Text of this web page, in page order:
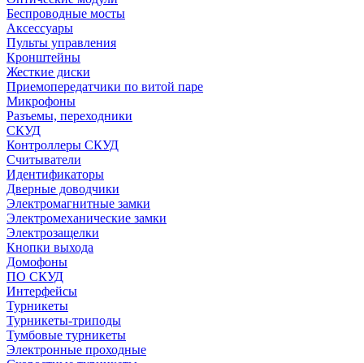
Беспроводные мосты
Аксессуары
Пульты управления
Кронштейны
Жесткие диски
Приемопередатчики по витой паре
Микрофоны
Разъемы, переходники
СКУД
Контроллеры СКУД
Считыватели
Идентификаторы
Дверные доводчики
Электромагнитные замки
Электромеханические замки
Электрозащелки
Кнопки выхода
Домофоны
ПО СКУД
Интерфейсы
Турникеты
Турникеты-триподы
Тумбовые турникеты
Электронные проходные